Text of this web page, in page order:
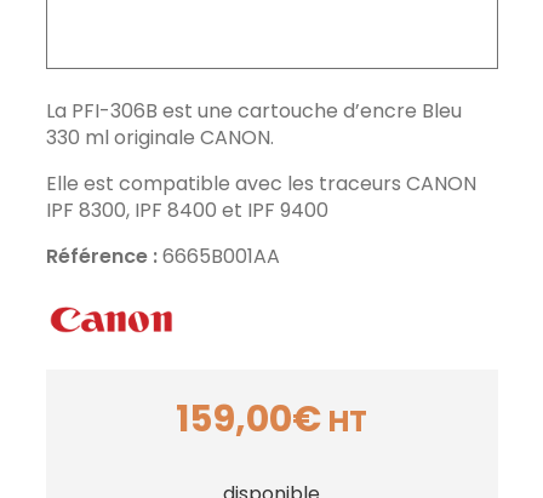
La PFI-306B est une cartouche d’encre Bleu
330 ml originale CANON.
Elle est compatible avec les traceurs CANON
IPF 8300, IPF 8400 et IPF 9400
Référence :6665B001AA
159,00€ HT